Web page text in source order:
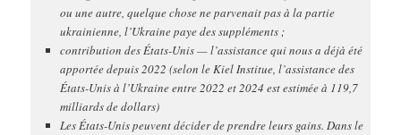
ou une autre, quelque chose ne parvenait pas à la partie
ukrainienne, l’Ukraine paye des suppléments ;
contribution des États-Unis — l’assistance qui nous a déjà été
apportée depuis 2022 (selon le Kiel Institue, l’assistance des
États-Unis à l’Ukraine entre 2022 et 2024 est estimée à 119,7
milliards de dollars)
Les États-Unis peuvent décider de prendre leurs gains. Dans le